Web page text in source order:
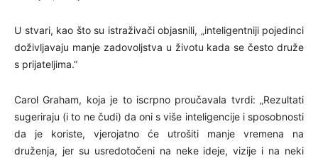
U stvari, kao što su istraživači objasnili, „inteligentniji pojedinci
doživljavaju manje zadovoljstva u životu kada se često druže
s prijateljima.”
Carol Graham, koja je to iscrpno proučavala tvrdi: „Rezultati
sugeriraju (i to ne čudi) da oni s više inteligencije i sposobnosti
da je koriste, vjerojatno će utrošiti manje vremena na
druženja, jer su usredotočeni na neke ideje, vizije i na neki